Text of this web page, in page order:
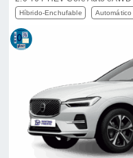
Híbrido-Enchufable Automático